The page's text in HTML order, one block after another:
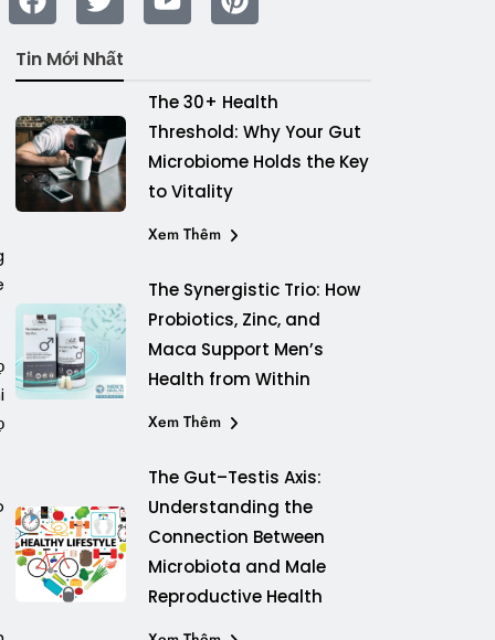
Tin Mới Nhất
The 30+ Health
Threshold: Why Your Gut
Microbiome Holds the Key
to Vitality
Xem Thêm
The Synergistic Trio: How
Probiotics, Zinc, and
Maca Support Men’s
Health from Within
Xem Thêm
The Gut–Testis Axis:
Understanding the
Connection Between
Microbiota and Male
Reproductive Health